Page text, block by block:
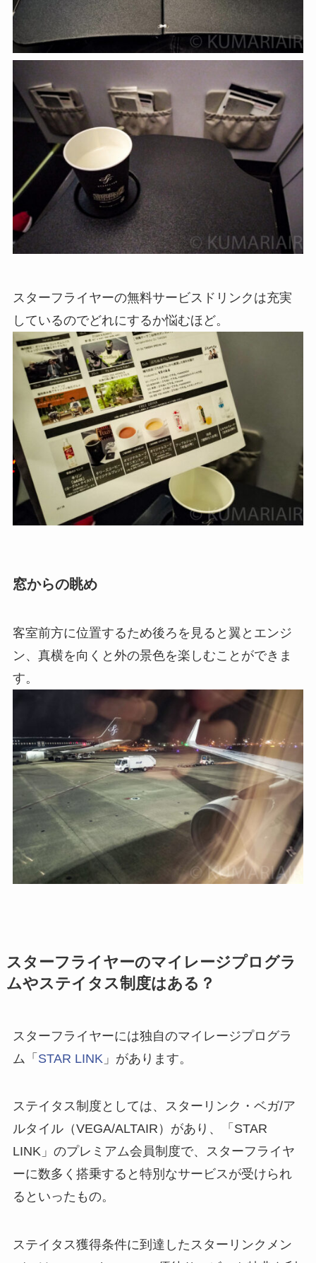
スターフライヤーの無料サービスドリンクは充実
しているのでどれにするか悩むほど。
窓からの眺め
客室前方に位置するため後ろを見ると翼とエンジ
ン、真横を向くと外の景色を楽しむことができま
す。
スターフライヤーのマイレージプログラ
ムやステイタス制度はある？
スターフライヤーには独自のマイレージプログラ
ム「 STAR LINK 」があります。
ステイタス制度としては、スターリンク・ベガ/ア
ルタイル（VEGA/ALTAIR）があり、「STAR
LINK」のプレミアム会員制度で、スターフライヤ
ーに数多く搭乗すると特別なサービスが受けられ
るといったもの。
ステイタス獲得条件に到達したスターリンクメン